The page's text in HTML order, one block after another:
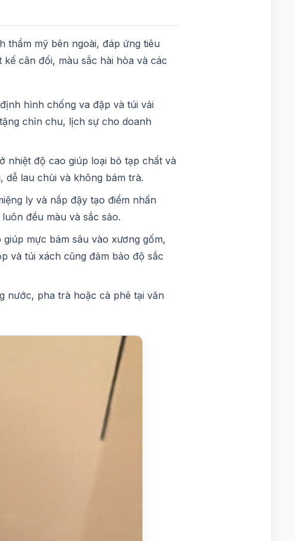
thẩm mỹ bên ngoài, đáp ứng tiêu
cân đối, màu sắc hài hòa và các
hình chống va đập và túi vải
chỉn chu, lịch sự cho doanh
nhiệt độ cao giúp loại bỏ tạp chất và
dễ lau chùi và không bám trà.
ly và nắp đậy tạo điểm nhấn
đều màu và sắc sảo.
mực bám sâu vào xương gốm,
và túi xách cũng đảm bảo độ sắc
nước, pha trà hoặc cà phê tại văn